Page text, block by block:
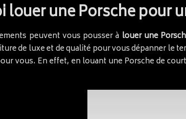
louer une Porsche pour
peuvent vous pousser à louer une
de luxe et de qualité pour vous dépanner le
vous. En effet, en louant une Porsche de